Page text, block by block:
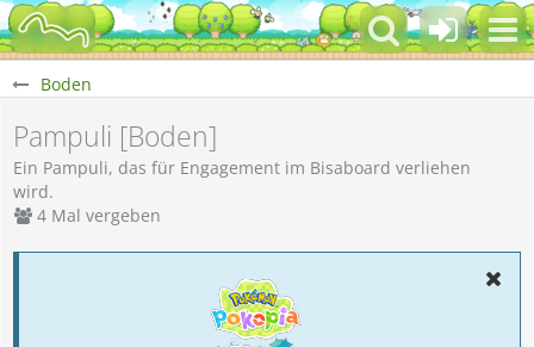
Boden
Pampuli [Boden]
Ein Pampuli, das für Engagement im Bisaboard verliehen
wird.
4 Mal vergeben